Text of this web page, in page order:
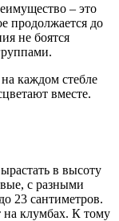
– это
продолжается до
не боятся
каждом стебле
вместе.
в высоту
с разными
23 сантиметров.
на клумбах. К тому